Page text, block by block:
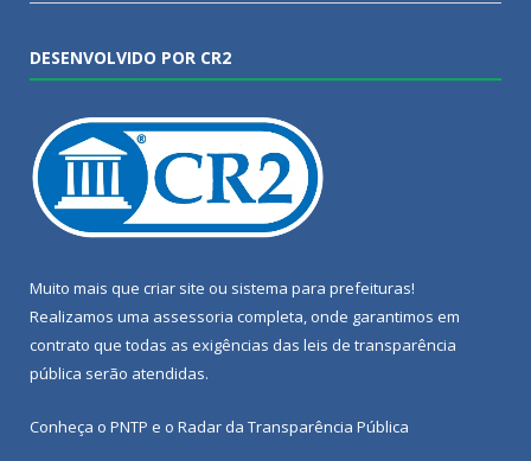
DESENVOLVIDO POR CR2
Muito mais que criar site ou sistema para prefeituras!
Realizamos uma assessoria completa, onde garantimos em
contrato que todas as exigências das leis de transparência
pública serão atendidas.
Conheça o PNTP e o Radar da Transparência Pública